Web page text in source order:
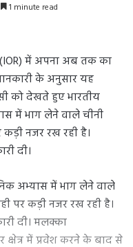
1 minute read
(IOR) में अपना अब तक का
के अनुसार यह
को देखते हुए भारतीय
में भाग लेने वाले चीनी
नजर रख रही है।
दी।
अभ्यास में भाग लेने वाले
पर कड़ी नजर रख रही है।
दी। मलक्का
में प्रवेश करने के बाद से